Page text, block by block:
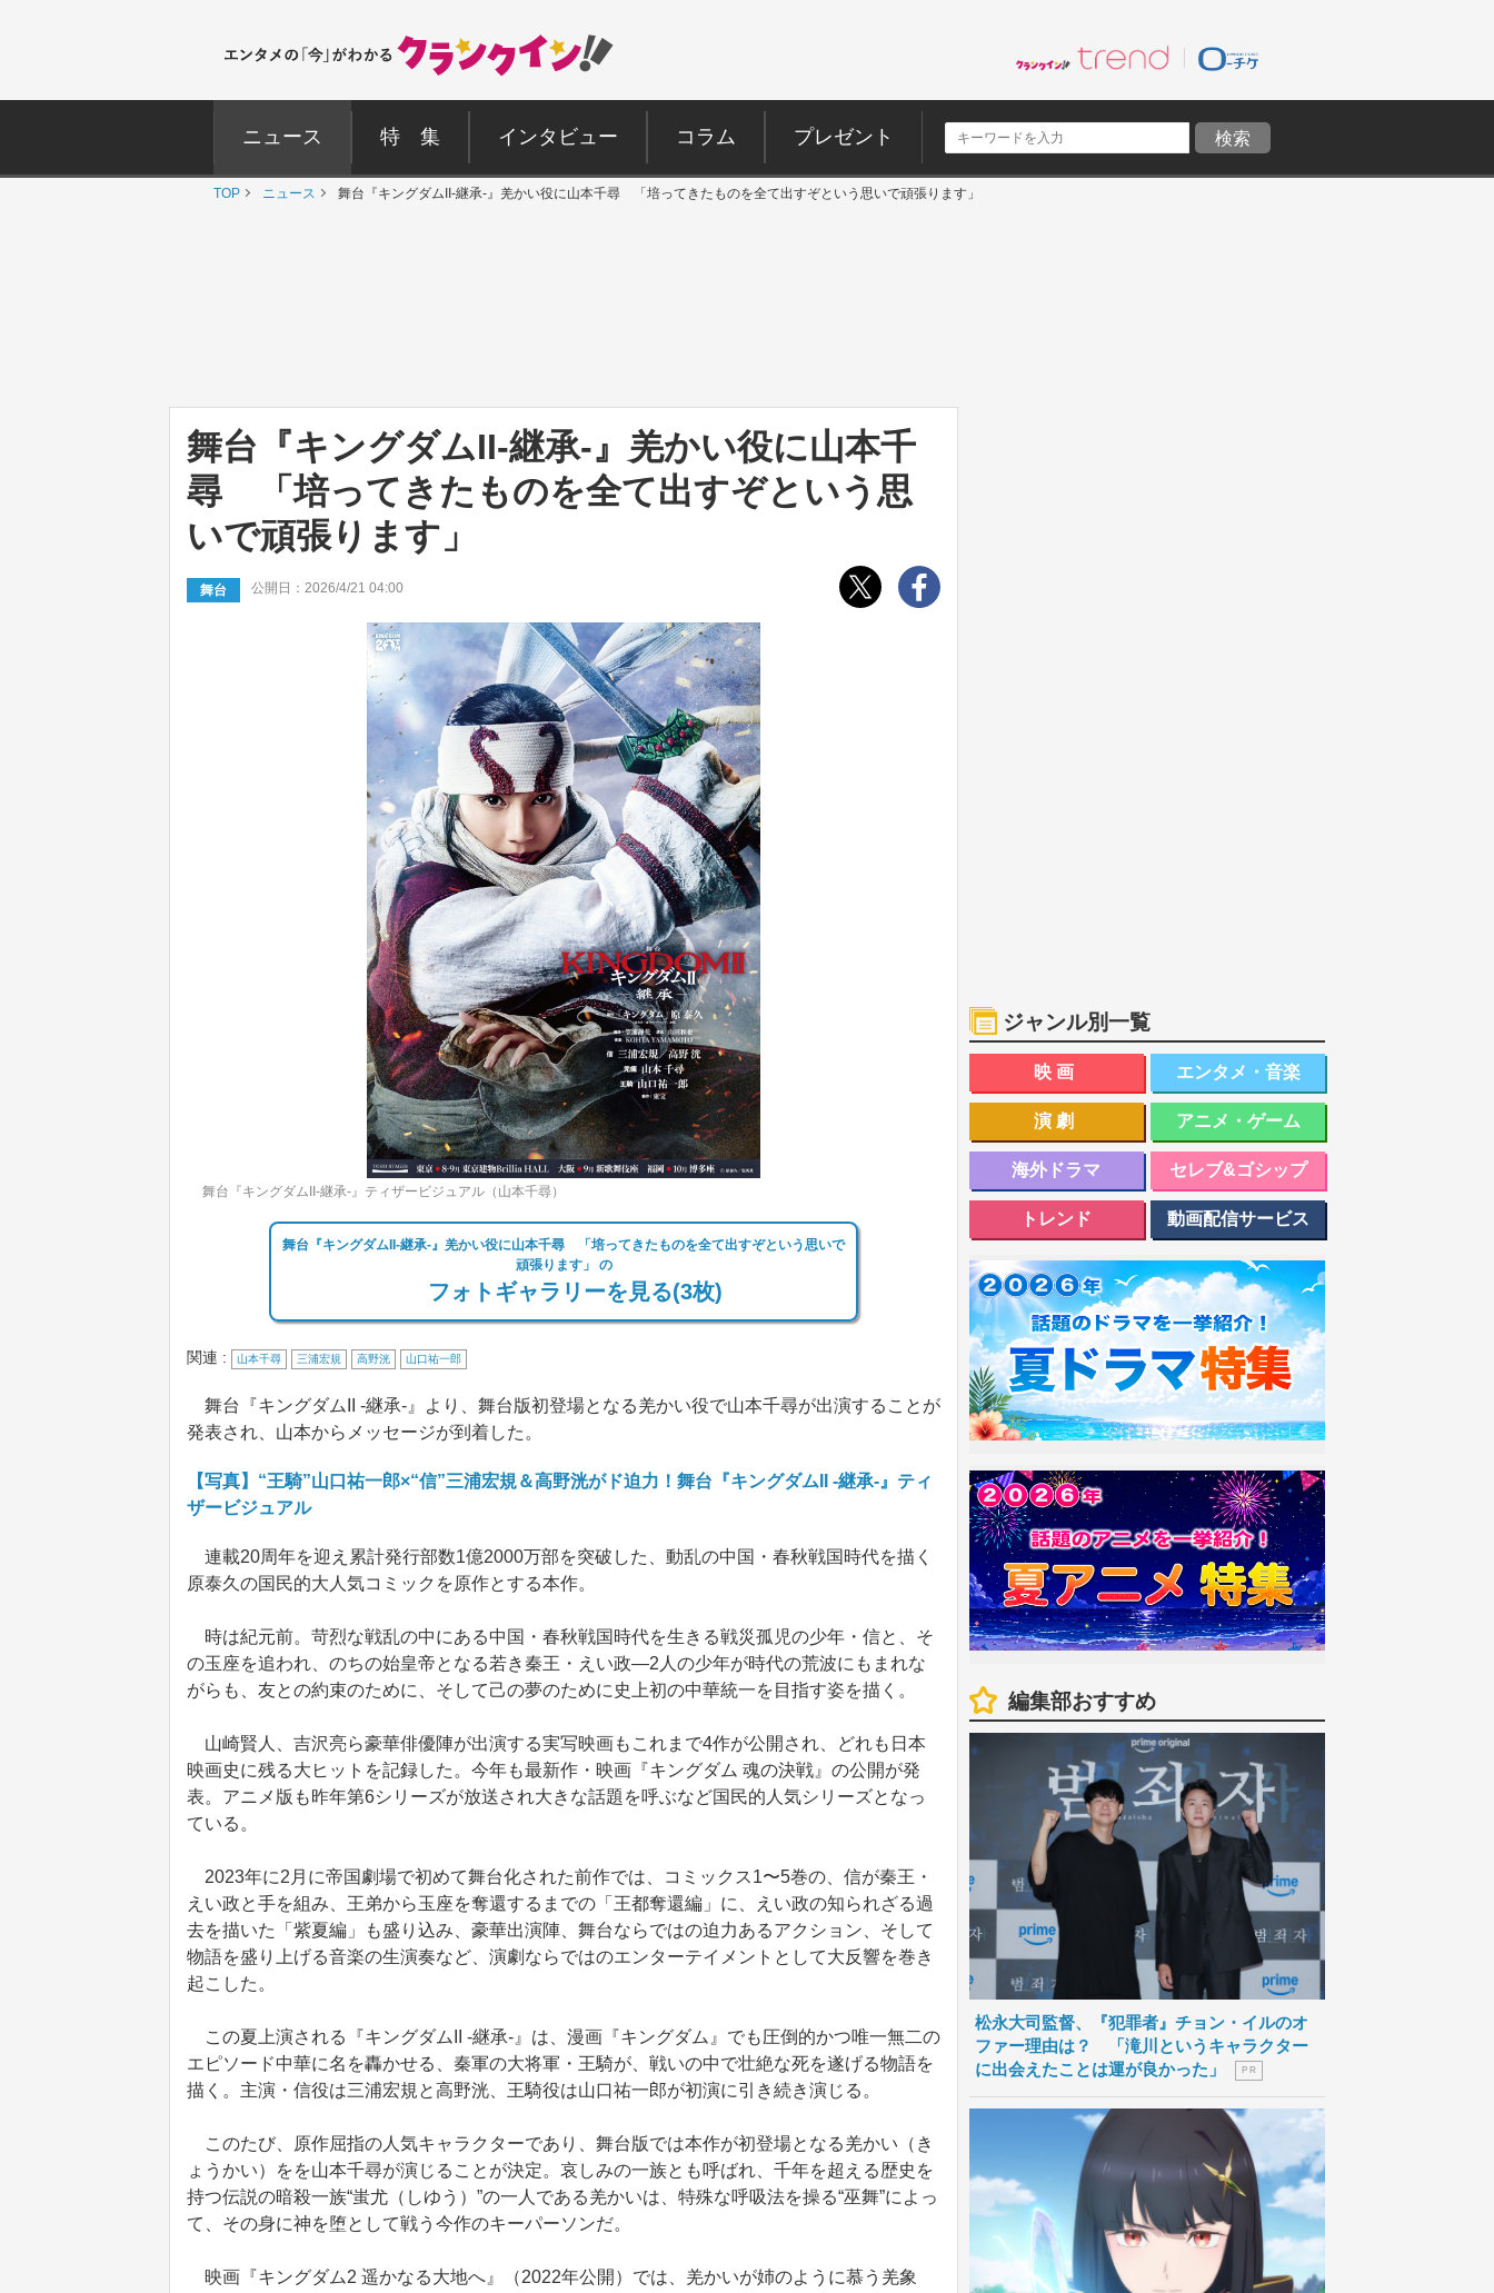
ニュース 特 集 インタビュー コラム プレゼント
TOP ニュース 舞台『キングダムII‐継承‐』羌かい役に山本千尋 「培ってきたものを全て出すぞという思いで頑張ります」
舞台『キングダムII‐継承‐』羌かい役に山本千
尋 「培ってきたものを全て出すぞという思
いで頑張ります」
舞台 公開日：2026/4/21 04:00
舞台『キングダムII‐継承‐』ティザービジュアル（山本千尋）
舞台『キングダムII‐継承‐』羌かい役に山本千尋 「培ってきたものを全て出すぞという思いで
頑張ります」 の
フォトギャラリーを見る(3枚)
関連 : 山本千尋 三浦宏規 高野洸 山口祐一郎
舞台『キングダムII ‐継承‐』より、舞台版初登場となる羌かい役で山本千尋が出演することが
発表され、山本からメッセージが到着した。
【写真】“王騎”山口祐一郎×“信”三浦宏規＆高野洸がド迫力！舞台『キングダムII -継承-』ティ
ザービジュアル
連載20周年を迎え累計発行部数1億2000万部を突破した、動乱の中国・春秋戦国時代を描く
原泰久の国民的大人気コミックを原作とする本作。
時は紀元前。苛烈な戦乱の中にある中国・春秋戦国時代を生きる戦災孤児の少年・信と、そ
の玉座を追われ、のちの始皇帝となる若き秦王・えい政―2人の少年が時代の荒波にもまれな
がらも、友との約束のために、そして己の夢のために史上初の中華統一を目指す姿を描く。
山崎賢人、吉沢亮ら豪華俳優陣が出演する実写映画もこれまで4作が公開され、どれも日本
映画史に残る大ヒットを記録した。今年も最新作・映画『キングダム 魂の決戦』の公開が発
表。アニメ版も昨年第6シリーズが放送され大きな話題を呼ぶなど国民的人気シリーズとなっ
ている。
2023年に2月に帝国劇場で初めて舞台化された前作では、コミックス1〜5巻の、信が秦王・
えい政と手を組み、王弟から玉座を奪還するまでの「王都奪還編」に、えい政の知られざる過
去を描いた「紫夏編」も盛り込み、豪華出演陣、舞台ならではの迫力あるアクション、そして
物語を盛り上げる音楽の生演奏など、演劇ならではのエンターテイメントとして大反響を巻き
起こした。
この夏上演される『キングダムII ‐継承‐』は、漫画『キングダム』でも圧倒的かつ唯一無二の
エピソード中華に名を轟かせる、秦軍の大将軍・王騎が、戦いの中で壮絶な死を遂げる物語を
描く。主演・信役は三浦宏規と高野洸、王騎役は山口祐一郎が初演に引き続き演じる。
このたび、原作屈指の人気キャラクターであり、舞台版では本作が初登場となる羌かい（き
ょうかい）をを山本千尋が演じることが決定。哀しみの一族とも呼ばれ、千年を超える歴史を
持つ伝説の暗殺一族“蚩尤（しゆう）”の一人である羌かいは、特殊な呼吸法を操る“巫舞”によっ
て、その身に神を堕として戦う今作のキーパーソンだ。
映画『キングダム2 遥かなる大地へ』（2022年公開）では、羌かいが姉のように慕う羌象
ジャンル別一覧
映画 エンタメ・音楽
演劇 アニメ・ゲーム
海外ドラマ セレブ&ゴシップ
トレンド 動画配信サービス
編集部おすすめ
松永大司監督、『犯罪者』チョン・イルのオ
ファー理由は？ 「滝川というキャラクター
に出会えたことは運が良かった」
P R